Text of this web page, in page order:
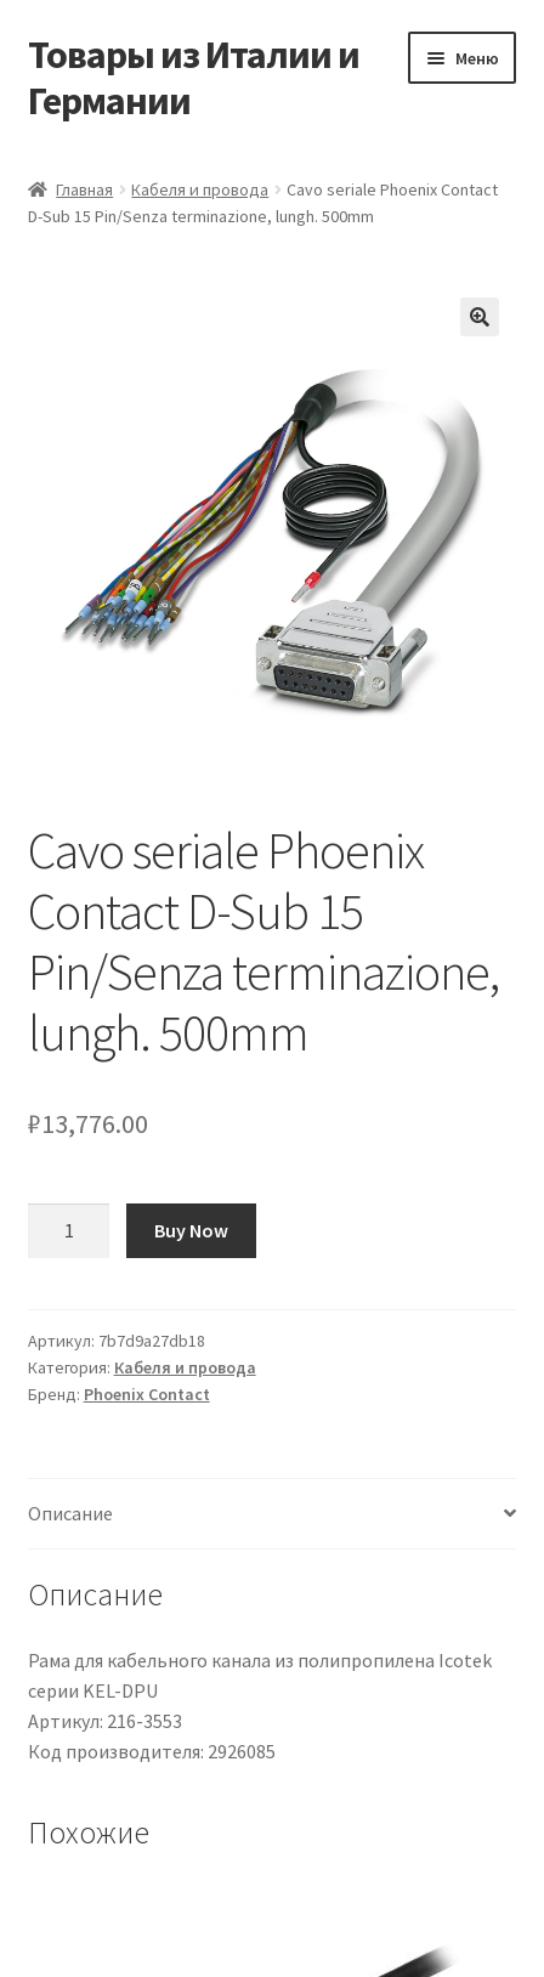
Перейти
навигации
Перейти
содержимому
Товары из Италии и
Германии
Меню
Виды доставки
Оставить отзыв
Оформление заказа
Главная Кабеля и провода
Cavo seriale Phoenix Contact
D-Sub 15 Pin/Senza terminazione, lungh. 500mm
Cavo seriale Phoenix
Contact D-Sub 15
Pin/Senza terminazione,
lungh. 500mm
₽13,776.00
Phoenix
Contact
D-
terminazione,
500mm
Buy Now
Артикул: 7b7d9a27db18
Категория: Кабеля и провода
Бренд: Phoenix Contact
Описание
Описание
Рама для кабельного канала из полипропилена Icotek
серии KEL-DPU
Артикул: 216-3553
Код производителя: 2926085
Похожие